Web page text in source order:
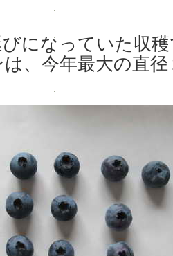
になっていた収
、今年最大の直